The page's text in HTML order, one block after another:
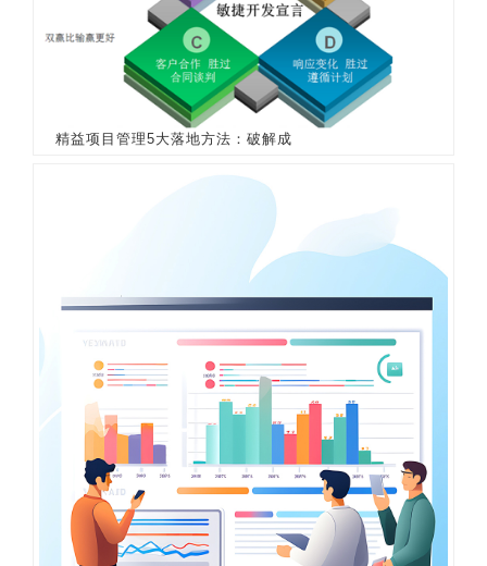
精益项目管理5大落地方法：破解成